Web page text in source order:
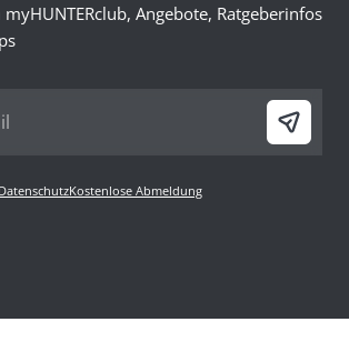
Angebote, Ratgeberinfos
DatenschutzKostenlose Abmeldung